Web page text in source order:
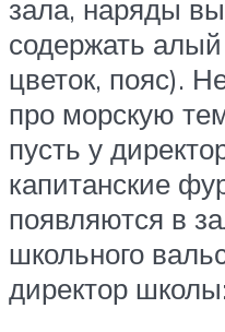
зала, наряды
содержать
цветок, пояс).
про морскую
пусть у
капитанские
появляются в
школьного
директор школы: